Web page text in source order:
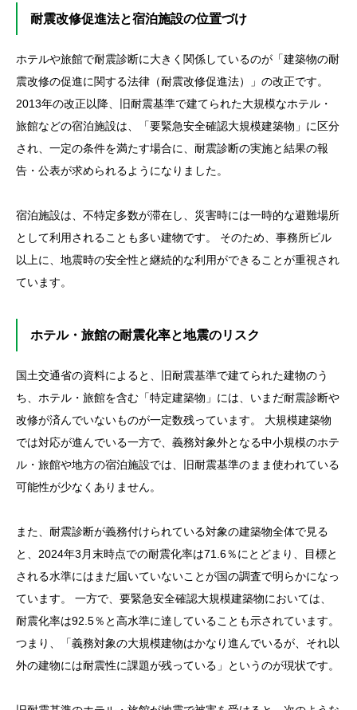
耐震改修促進法と宿泊施設の位置づけ
ホテルや旅館で耐震診断に大きく関係しているのが「建築物の耐
震改修の促進に関する法律（耐震改修促進法）」の改正です。
2013年の改正以降、旧耐震基準で建てられた大規模なホテル・
旅館などの宿泊施設は、「要緊急安全確認大規模建築物」に区分
され、一定の条件を満たす場合に、耐震診断の実施と結果の報
告・公表が求められるようになりました。
宿泊施設は、不特定多数が滞在し、災害時には一時的な避難場所
として利用されることも多い建物です。 そのため、事務所ビル
以上に、地震時の安全性と継続的な利用ができることが重視され
ています。
ホテル・旅館の耐震化率と地震のリスク
国土交通省の資料によると、旧耐震基準で建てられた建物のう
ち、ホテル・旅館を含む「特定建築物」には、いまだ耐震診断や
改修が済んでいないものが一定数残っています。 大規模建築物
では対応が進んでいる一方で、義務対象外となる中小規模のホテ
ル・旅館や地方の宿泊施設では、旧耐震基準のまま使われている
可能性が少なくありません。
また、耐震診断が義務付けられている対象の建築物全体で見る
と、2024年3月末時点での耐震化率は71.6％にとどまり、目標と
される水準にはまだ届いていないことが国の調査で明らかになっ
ています。 一方で、要緊急安全確認大規模建築物においては、
耐震化率は92.5％と高水準に達していることも示されています。
つまり、「義務対象の大規模建物はかなり進んでいるが、それ以
外の建物には耐震性に課題が残っている」というのが現状です。